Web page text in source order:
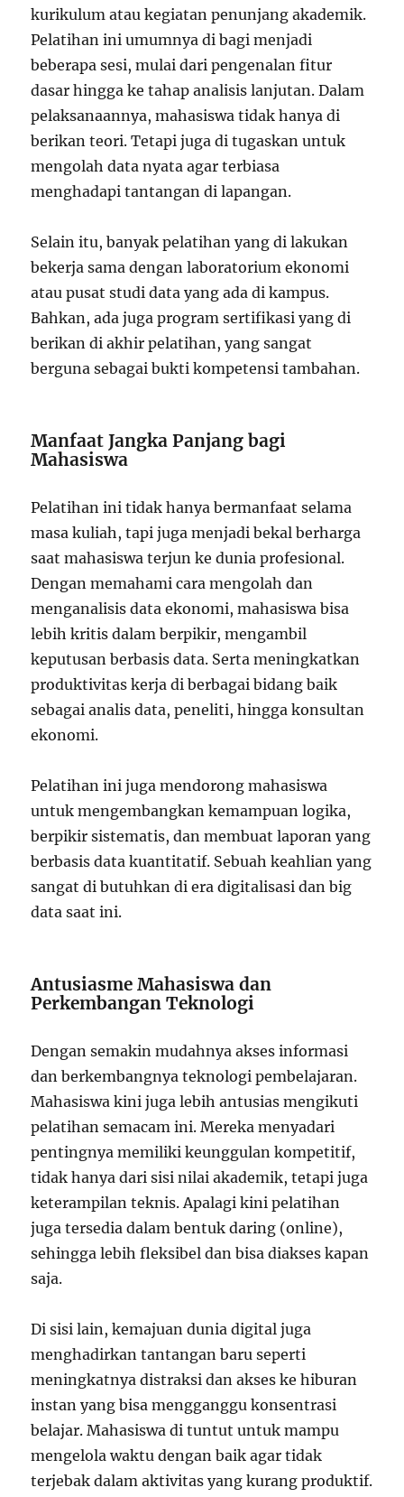
kurikulum atau kegiatan penunjang akademik.
Pelatihan ini umumnya di bagi menjadi
beberapa sesi, mulai dari pengenalan fitur
dasar hingga ke tahap analisis lanjutan. Dalam
pelaksanaannya, mahasiswa tidak hanya di
berikan teori. Tetapi juga di tugaskan untuk
mengolah data nyata agar terbiasa
menghadapi tantangan di lapangan.
Selain itu, banyak pelatihan yang di lakukan
bekerja sama dengan laboratorium ekonomi
atau pusat studi data yang ada di kampus.
Bahkan, ada juga program sertifikasi yang di
berikan di akhir pelatihan, yang sangat
berguna sebagai bukti kompetensi tambahan.
Manfaat Jangka Panjang bagi
Mahasiswa
Pelatihan ini tidak hanya bermanfaat selama
masa kuliah, tapi juga menjadi bekal berharga
saat mahasiswa terjun ke dunia profesional.
Dengan memahami cara mengolah dan
menganalisis data ekonomi, mahasiswa bisa
lebih kritis dalam berpikir, mengambil
keputusan berbasis data. Serta meningkatkan
produktivitas kerja di berbagai bidang baik
sebagai analis data, peneliti, hingga konsultan
ekonomi.
Pelatihan ini juga mendorong mahasiswa
untuk mengembangkan kemampuan logika,
berpikir sistematis, dan membuat laporan yang
berbasis data kuantitatif. Sebuah keahlian yang
sangat di butuhkan di era digitalisasi dan big
data saat ini.
Antusiasme Mahasiswa dan
Perkembangan Teknologi
Dengan semakin mudahnya akses informasi
dan berkembangnya teknologi pembelajaran.
Mahasiswa kini juga lebih antusias mengikuti
pelatihan semacam ini. Mereka menyadari
pentingnya memiliki keunggulan kompetitif,
tidak hanya dari sisi nilai akademik, tetapi juga
keterampilan teknis. Apalagi kini pelatihan
juga tersedia dalam bentuk daring (online),
sehingga lebih fleksibel dan bisa diakses kapan
saja.
Di sisi lain, kemajuan dunia digital juga
menghadirkan tantangan baru seperti
meningkatnya distraksi dan akses ke hiburan
instan yang bisa mengganggu konsentrasi
belajar. Mahasiswa di tuntut untuk mampu
mengelola waktu dengan baik agar tidak
terjebak dalam aktivitas yang kurang produktif.